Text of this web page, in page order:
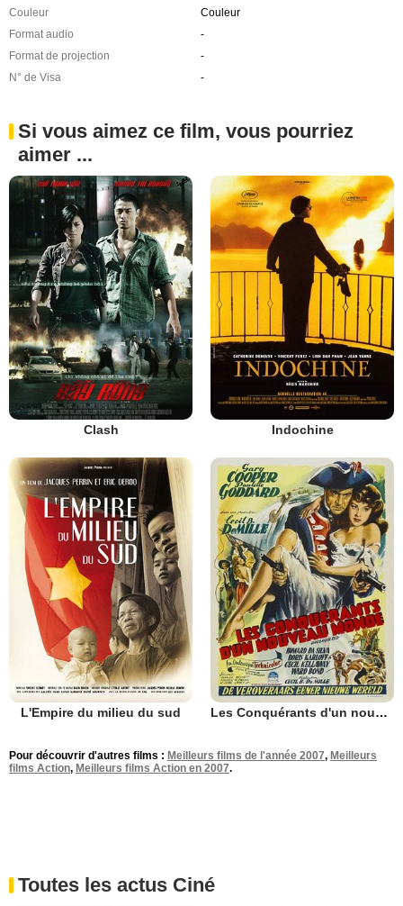
Couleur
Couleur
Format audio
-
Format de projection
-
N° de Visa
-
Si vous aimez ce film, vous pourriez
aimer ...
Clash Indochine
L'Empire du milieu du sud Les Conquérants d'un nouveau monde
Pour découvrir d'autres films : Meilleurs films de l'année 2007, Meilleurs
films Action, Meilleurs films Action en 2007.
Toutes les actus Ciné